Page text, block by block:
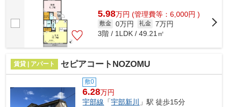
5.98万円 (管理費等：6,000円 )
敷金 0万円 礼金 7万円
3階 / 1LDK / 49.21㎡
賃貸 | アパート セピアコートNOZOMU
敷0
6.28万円
宇部線 「宇部新川
」駅 徒歩15分